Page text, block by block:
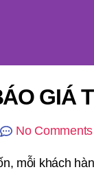
GIÁ
No Comments
mỗi khách